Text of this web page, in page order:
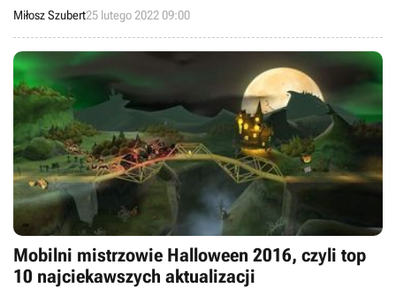
Znalazły się na niej m.in. Sacred 2 Fallen Angel oraz The Flame in the
Flood.
Miłosz Szubert25 lutego 2022 09:00
Mobilni mistrzowie Halloween 2016, czyli top
10 najciekawszych aktualizacji